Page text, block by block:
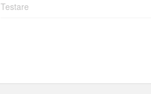
Testare